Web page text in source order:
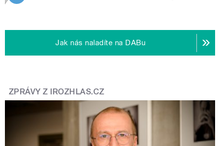
Jak nás naladíte na DABu
ZPRÁVY Z IROZHLAS.CZ